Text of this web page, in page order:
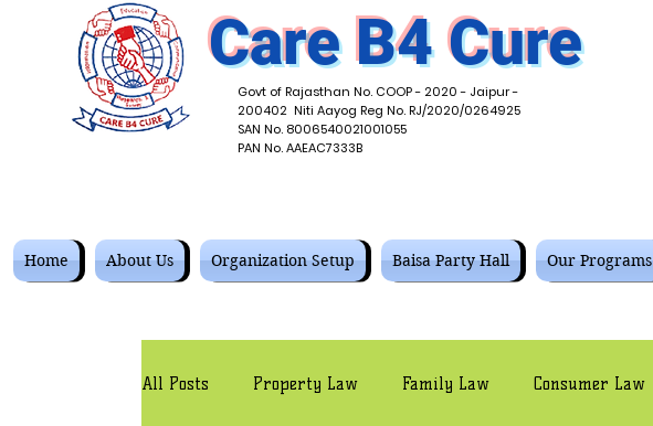
Care B4 Cure
Govt of Rajasthan No. COOP - 2020 - Jaipur -
200402 Niti Aayog Reg No. RJ/2020/0264925
SAN No. 8006540021001055
PAN No. AAEAC7333B
Home About Us Organization Setup Baisa Party Hall Our Programs
All Posts Property Law Family Law Consumer Law